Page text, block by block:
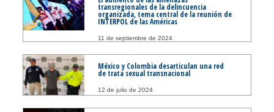
transregionales de la delincuencia
organizada, tema central de la reunión de
INTERPOL de las Américas
11 de septiembre de 2024
México y Colombia desarticulan una red
de trata sexual transnacional
12 de julio de 2024